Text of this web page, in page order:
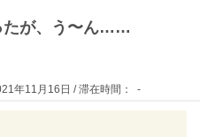
たが、う〜ん……
年11月16日 / 滞在時間： -